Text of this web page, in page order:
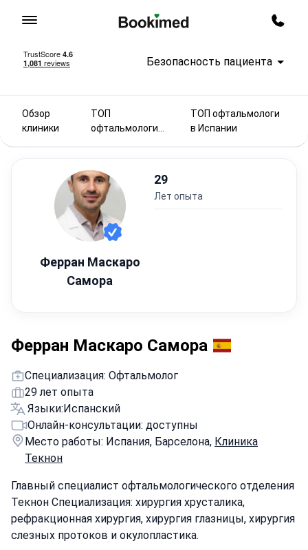
Безопасность пациента
Обзор
клиники
ТОП
офтальмологи
ТОП офтальмологи
в Испании
Ферран Маскаро
Самора
29
лет опыта
Ферран Маскаро Самора
Специализация: Офтальмолог
29 лет опыта
Языки:Испанский
Онлайн-консультации: доступны
Место работы: Испания, Барселона, Клиника
Текнон
Главный специалист офтальмологического отделения
Текнон Специализация: хирургия хрусталика,
рефракционная хирургия, хирургия глазницы, хирургия
слезных протоков и окулопластика.